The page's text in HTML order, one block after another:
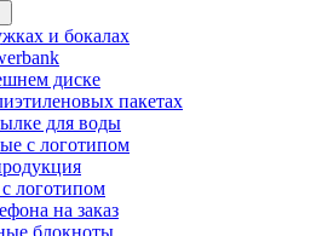
и бокалах
диске
пакетах
для воды
с логотипом
логотипом
на заказ
блокноты